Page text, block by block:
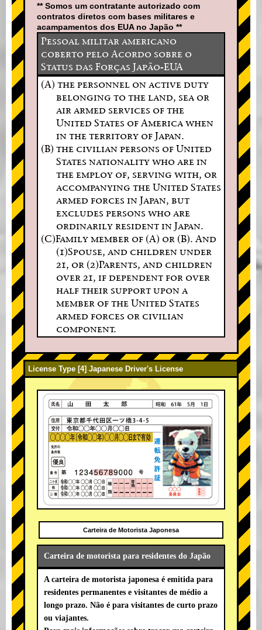
** Somos um contratante autorizado com
contratos diretos com bases militares e
acampamentos dos EUA no Japão **
Pessoal militar americano
coberto pelo Acordo sobre o
Status das Forças Japão-EUA
(A) the personnel on active duty
belonging to the land, sea or
air armed services of the
United States of America when
in the territory of Japan.
(B) the civilian persons of United
States nationality who are in
the employ of, serving with, or
accompanying the United States
armed forces in Japan, but
excludes persons who are
ordinarily resident in Japan.
(C)Family member of (A) or (B). And
(1)Spouse, and children under
21, or (2)Parents, and children
over 21, if dependent for over
half their support upon a
member of the United States
armed forces or civilian
component.
License Type [4] Japanese Driver's License
Carteira de Motorista Japonesa
Carteira de motorista para residentes do Japão
A carteira de motorista japonesa é emitida para
residentes permanentes e visitantes de médio a
longo prazo. Não é para visitantes de curto prazo
ou viajantes.